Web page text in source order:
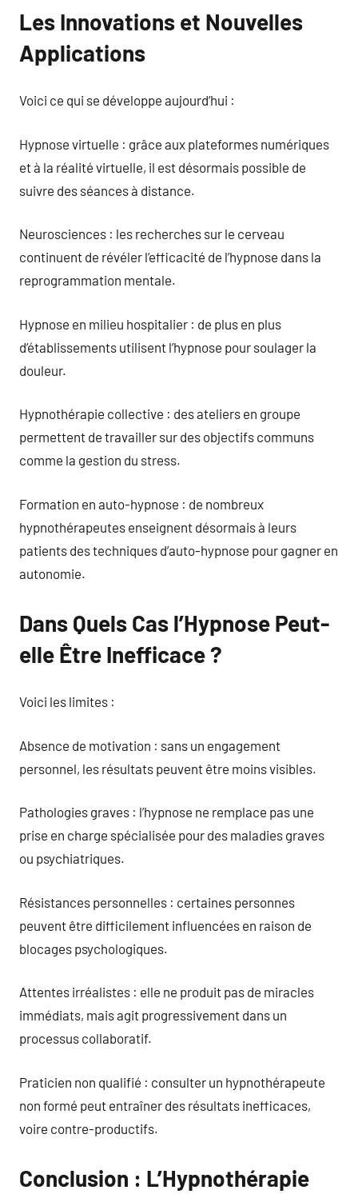
Les Innovations et Nouvelles
Applications
Voici ce qui se développe aujourd’hui :
Hypnose virtuelle : grâce aux plateformes numériques
et à la réalité virtuelle, il est désormais possible de
suivre des séances à distance.
Neurosciences : les recherches sur le cerveau
continuent de révéler l’efficacité de l’hypnose dans la
reprogrammation mentale.
Hypnose en milieu hospitalier : de plus en plus
d’établissements utilisent l’hypnose pour soulager la
douleur.
Hypnothérapie collective : des ateliers en groupe
permettent de travailler sur des objectifs communs
comme la gestion du stress.
Formation en auto-hypnose : de nombreux
hypnothérapeutes enseignent désormais à leurs
patients des techniques d’auto-hypnose pour gagner en
autonomie.
Dans Quels Cas l’Hypnose Peut-
elle Être Inefficace ?
Voici les limites :
Absence de motivation : sans un engagement
personnel, les résultats peuvent être moins visibles.
Pathologies graves : l’hypnose ne remplace pas une
prise en charge spécialisée pour des maladies graves
ou psychiatriques.
Résistances personnelles : certaines personnes
peuvent être difficilement influencées en raison de
blocages psychologiques.
Attentes irréalistes : elle ne produit pas de miracles
immédiats, mais agit progressivement dans un
processus collaboratif.
Praticien non qualifié : consulter un hypnothérapeute
non formé peut entraîner des résultats inefficaces,
voire contre-productifs.
Conclusion : L’Hypnothérapie